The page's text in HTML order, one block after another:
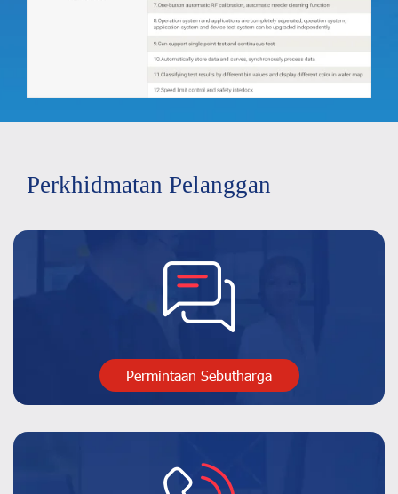
Perkhidmatan Pelanggan
Permintaan Sebutharga